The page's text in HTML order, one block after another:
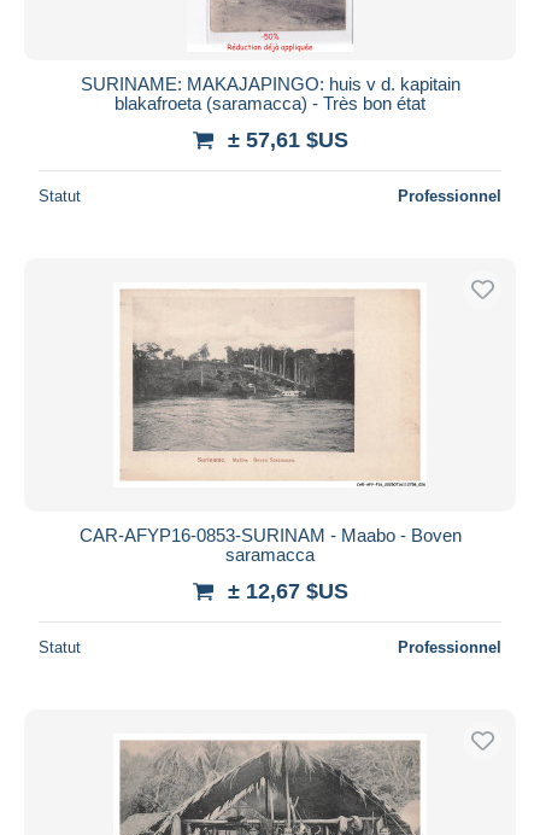
SURINAME: MAKAJAPINGO: huis v d. kapitain
blakafroeta (saramacca) - Très bon état
± 57,61 $US
Statut Professionnel
CAR-AFYP16-0853-SURINAM - Maabo - Boven
saramacca
± 12,67 $US
Statut Professionnel